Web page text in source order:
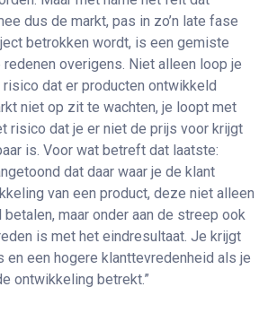
dus de markt, pas in zo’n late fase
betrokken wordt, is een gemiste
redenen overigens. Niet alleen loop je
dat er producten ontwikkeld
niet op zit te wachten, je loopt met
risico dat je er niet de prijs voor krijgt
is. Voor wat betreft dat laatste:
dat daar waar je de klant
van een product, deze niet alleen
maar onder aan de streep ook
is met het eindresultaat. Je krijgt
en een hogere klanttevredenheid als je
ontwikkeling betrekt.”